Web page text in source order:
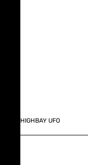
HIGHBAY UFO